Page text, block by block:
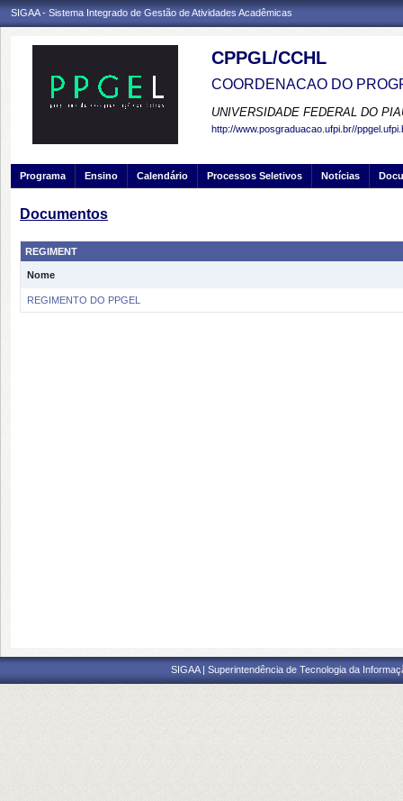
SIGAA - Sistema Integrado de Gestão de Atividades Acadêmicas
CPPGL/CCHL
COORDENACAO DO
UNIVERSIDADE FEDERAL DO
http://www.posgraduacao.ufpi.br//
Programa Ensino Calendário Processos Seletivos Notícias
Documentos
REGIMENT
Nome
REGIMENTO DO PPGEL
SIGAA | Superintendência de Tecnologia da